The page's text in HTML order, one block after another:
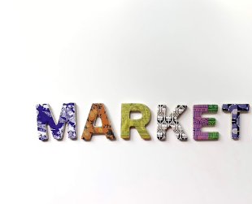
トレンドレポート
マーケコラム